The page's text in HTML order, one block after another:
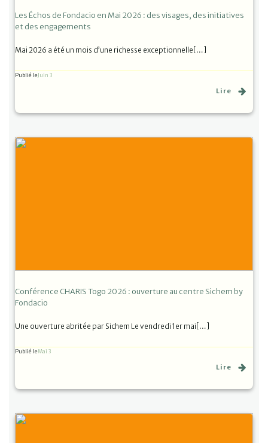
Les Échos de Fondacio en Mai 2026 : des visages, des initiatives
et des engagements
Mai 2026 a été un mois d’une richesse exceptionnelle[…]
Publié le Juin 3
Lire
Conférence CHARIS Togo 2026 : ouverture au centre Sichem by
Fondacio
Une ouverture abritée par Sichem Le vendredi 1er mai[…]
Publié leMai 3
Lire